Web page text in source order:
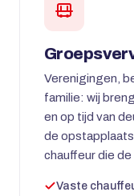
Verenigingen,
familie: wij
en op tijd van
de
chauffeur die
Vaste